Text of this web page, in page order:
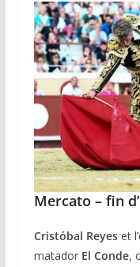
Mercato – fin
Cristóbal Reyes et
matador El Conde,